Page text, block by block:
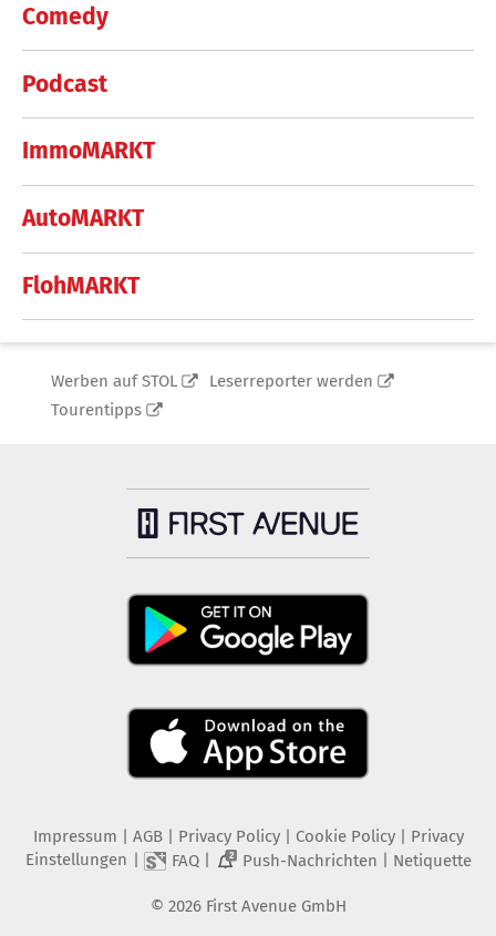
Comedy
Podcast
ImmoMARKT
AutoMARKT
FlohMARKT
Werben auf STOL
Leserreporter werden
Tourentipps
Impressum AGB Privacy Policy| Cookie Policy| Privacy
Einstellungen
FAQ| 2 Push-Nachrichten Netiquette
© 2026 First Avenue GmbH